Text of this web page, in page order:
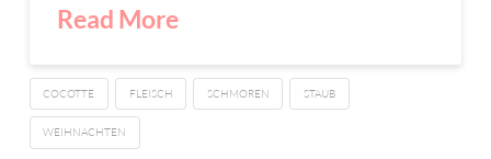
Read More
COCOTTE FLEISCH SCHMOREN STAUB
WEIHNACHTEN